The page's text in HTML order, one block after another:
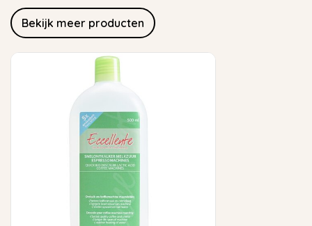
Bekijk meer producten